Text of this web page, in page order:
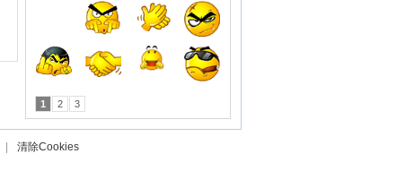
1 2 3
清除Cookies